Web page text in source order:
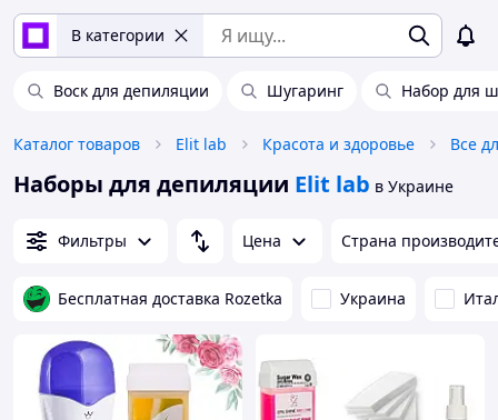
В категории
Воск для депиляции Шугаринг Набор для
Каталог товаров Elit lab Красота и здоровье Все
Наборы для депиляции Elit lab в Украине
Фильтры Цена Страна
Бесплатная доставка Rozetka Украина